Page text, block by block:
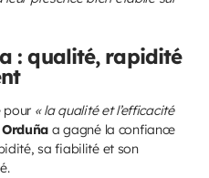
: qualité, rapidité
pour « la qualité et l’efficacité
a gagné la confiance
sa fiabilité et son